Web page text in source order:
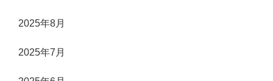
2025年8月
2025年7月